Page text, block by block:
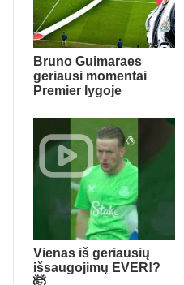
Bruno Guimaraes
geriausi momentai
Premier lygoje
Vienas iš geriausių
išsaugojimų EVER!?
🤯